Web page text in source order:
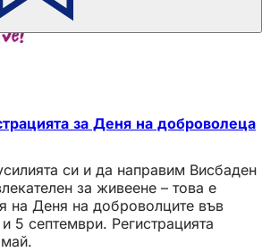
за Деня на доброволеца
си и да направим Висбаден
за живеене – това е
на Деня на доброволците във
5 септември. Регистрацията